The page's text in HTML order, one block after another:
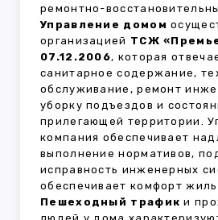
ремонтно-
Управление домом
организацией ТСЖ
07.12.2006, которая
санитарное содержание,
обслуживание, ремонт
уборку подъездов и
прилегающей территории.
компания обеспечивает
выполнение нормативов,
исправность инженерных
обеспечивает комфорт
Пешеходный трафик и